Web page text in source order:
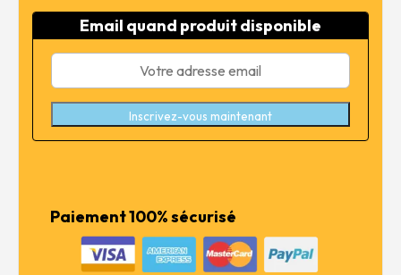
était :
21,99 €.
est :
17,59 €.
Email quand produit disponible
Inscrivez-vous maintenant
Paiement 100% sécurisé